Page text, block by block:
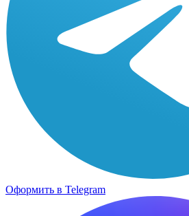
Оформить в Telegram